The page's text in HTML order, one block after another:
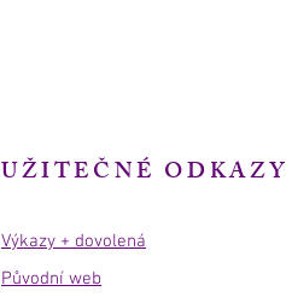
UŽITEČNÉ ODKAZY
Výkazy + dovolená
Původní web